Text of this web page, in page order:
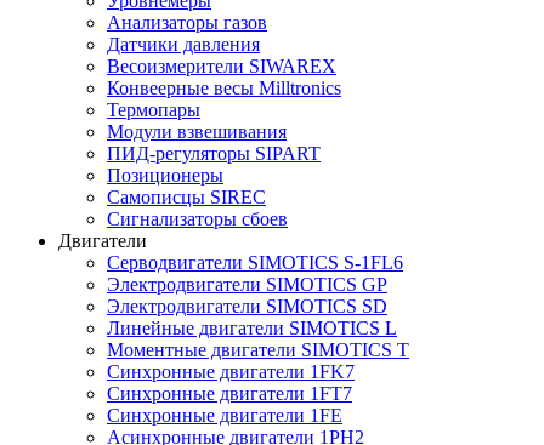
Анализаторы газов
Датчики давления
Весоизмерители SIWAREX
Конвеерные весы Milltronics
Термопары
Модули взвешивания
ПИД-регуляторы SIPART
Позиционеры
Самописцы SIREC
Сигнализаторы сбоев
Двигатели
Серводвигатели SIMOTICS S-1FL6
Электродвигатели SIMOTICS GP
Электродвигатели SIMOTICS SD
Линейные двигатели SIMOTICS L
Моментные двигатели SIMOTICS T
Синхронные двигатели 1FK7
Синхронные двигатели 1FT7
Синхронные двигатели 1FE
Асинхронные двигатели 1PH2